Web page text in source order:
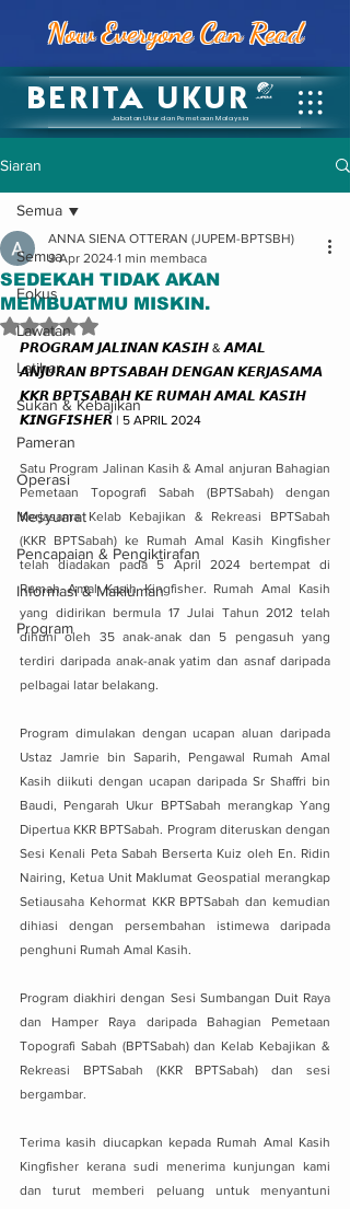
BERITA UKUR
Jabatan Ukur dan Pemetaan Malaysia
Now Everyone Can Read
Siaran
Semua
Fokus
Lawatan
Latihan
Sukan & Kebajikan
Pameran
Operasi
Mesyuarat
Pencapaian & Pengiktirafan
Informasi & Makluman
Program
Semua
SEDEKAH TIDAK AKAN
MEMBUATMU MISKIN.
ANNA SIENA OTTERAN (JUPEM-BPTSBH)
9 Apr 2024 1 min membaca
Dinilai NaN daripada 5 bintang.
𝙋𝙍𝙊𝙂𝙍𝘼𝙈 𝙅𝘼𝙇𝙄𝙉𝘼𝙉 𝙆𝘼𝙎𝙄𝙃 & 𝘼𝙈𝘼𝙇
𝘼𝙉𝙅𝙐𝙍𝘼𝙉 𝘽𝙋𝙏𝙎𝘼𝘽𝘼𝙃 𝘿𝙀𝙉𝙂𝘼𝙉 𝙆𝙀𝙍𝙅𝘼𝙎𝘼𝙈𝘼
𝙆𝙆𝙍 𝘽𝙋𝙏𝙎𝘼𝘽𝘼𝙃 𝙆𝙀 𝙍𝙐𝙈𝘼𝙃 𝘼𝙈𝘼𝙇 𝙆𝘼𝙎𝙄𝙃
𝙆𝙄𝙉𝙂𝙁𝙄𝙎𝙃𝙀𝙍 | 5 APRIL 2024
Satu Program Jalinan Kasih & Amal anjuran Bahagian
Pemetaan Topografi Sabah (BPTSabah) dengan
Kerjasama Kelab Kebajikan & Rekreasi BPTSabah
(KKR BPTSabah) ke Rumah Amal Kasih Kingfisher
telah diadakan pada 5 April 2024 bertempat di
Rumah Amal Kasih Kingfisher. Rumah Amal Kasih
yang didirikan bermula 17 Julai Tahun 2012 telah
dihuni oleh 35 anak-anak dan 5 pengasuh yang
terdiri daripada anak-anak yatim dan asnaf daripada
pelbagai latar belakang.
Program dimulakan dengan ucapan aluan daripada
Ustaz Jamrie bin Saparih, Pengawal Rumah Amal
Kasih diikuti dengan ucapan daripada Sr Shaffri bin
Baudi, Pengarah Ukur BPTSabah merangkap Yang
Dipertua KKR BPTSabah. Program diteruskan dengan
Sesi Kenali Peta Sabah Berserta Kuiz oleh En. Ridin
Nairing, Ketua Unit Maklumat Geospatial merangkap
Setiausaha Kehormat KKR BPTSabah dan kemudian
dihiasi dengan persembahan istimewa daripada
penghuni Rumah Amal Kasih.
Program diakhiri dengan Sesi Sumbangan Duit Raya
dan Hamper Raya daripada Bahagian Pemetaan
Topografi Sabah (BPTSabah) dan Kelab Kebajikan &
Rekreasi BPTSabah (KKR BPTSabah) dan sesi
bergambar.
Terima kasih diucapkan kepada Rumah Amal Kasih
Kingfisher kerana sudi menerima kunjungan kami
dan turut memberi peluang untuk menyantuni